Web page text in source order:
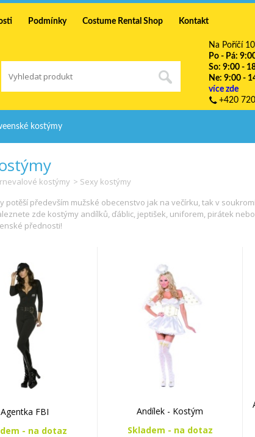
Podmínky Costume Rental Shop Kontakt
Na Poříčí
Po - Pá:
So: 9:00 -
Ne: 9:00 -
více zde
+420
kostýmy
kostýmy > Sexy kostýmy
potěší především mužské obecenstvo jak na večírku, tak v
zde kostýmy andílků, ďáblic, jeptišek, uniforem, pirátek
přednosti!
Agentka FBI
- na dotaz
Andílek - Kostým
Skladem - na dotaz